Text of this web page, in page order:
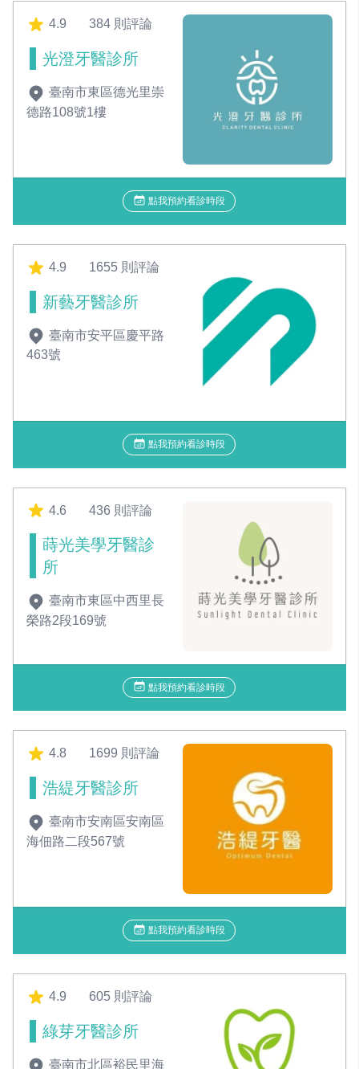
4.9 384 則評論
光澄牙醫診所
臺南市東區德光里崇
德路108號1樓
點我預約看診時段
4.9 1655 則評論
新藝牙醫診所
臺南市安平區慶平路
463號
點我預約看診時段
4.6 436 則評論
蒔光美學牙醫診
所
臺南市東區中西里長
榮路2段169號
點我預約看診時段
4.8 1699 則評論
浩緹牙醫診所
臺南市安南區安南區
海佃路二段567號
點我預約看診時段
4.9 605 則評論
綠芽牙醫診所
臺南市北區裕民里海